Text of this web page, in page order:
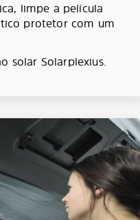
limpe a película
protetor com um
solar Solarplexius.